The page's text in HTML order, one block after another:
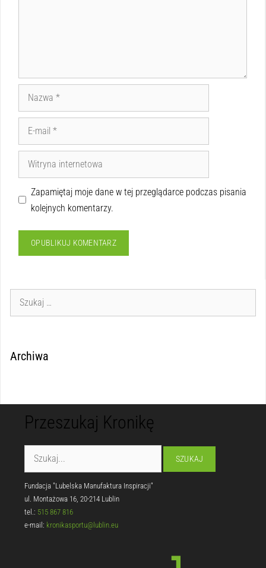
Zapamiętaj moje dane w tej przeglądarce podczas pisania
kolejnych komentarzy.
Archiwa
Przeszukaj Kronikę
Fundacja "Lubelska Manufaktura Inspiracji"
ul. Montażowa 16, 20-214 Lublin
tel.: 515 867 816
e-mail: kronikasportu@lublin.eu